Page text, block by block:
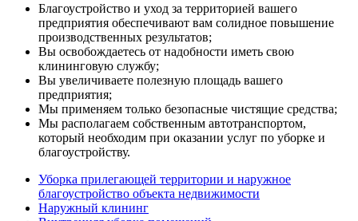
Благоустройство и уход за территорией вашего
предприятия обеспечивают вам солидное повышение
производственных результатов;
Вы освобождаетесь от надобности иметь свою
клининговую службу;
Вы увеличиваете полезную площадь вашего
предприятия;
Мы применяем только безопасные чистящие средства;
Мы располагаем собственным автотранспортом,
который необходим при оказании услуг по уборке и
благоустройству.
Уборка прилегающей территории и наружное
благоустройство объекта недвижимости
Наружный клининг